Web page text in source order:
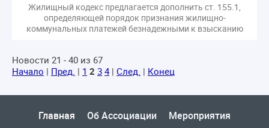
Жилищный кодекс предлагается дополнить ст. 155.1,
определяющей порядок признания жилищно-
коммунальных платежей безнадежными к взысканию
Новости 21 - 40 из 67
Начало | Пред. | 1 2 3 4| След. | Конец
Главная Об Ассоциации
Мероприятия